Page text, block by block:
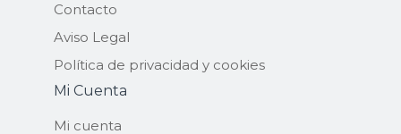
Contacto
Aviso Legal
Política de privacidad y cookies
Mi Cuenta
Mi cuenta